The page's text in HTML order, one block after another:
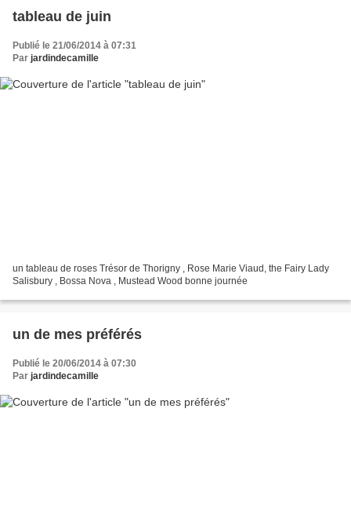
tableau de juin
Publié le 21/06/2014 à 07:31
Par jardindecamille
un tableau de roses Trésor de Thorigny , Rose Marie Viaud, the Fairy Lady
Salisbury , Bossa Nova , Mustead Wood bonne journée
un de mes préférés
Publié le 20/06/2014 à 07:30
Par jardindecamille